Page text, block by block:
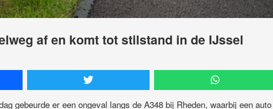
af en komt tot stilstand in de IJssel
gebeurde er een ongeval langs de A348 bij Rheden, waarbij een auto